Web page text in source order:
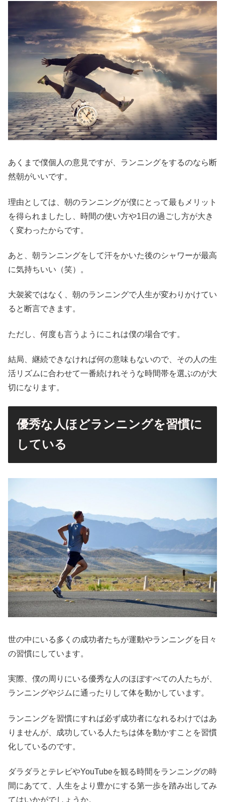
あくまで僕個人の意見ですが、ランニングをするのなら断
然朝がいいです。
理由としては、朝のランニングが僕にとって最もメリット
を得られましたし、時間の使い方や1日の過ごし方が大き
く変わったからです。
あと、朝ランニングをして汗をかいた後のシャワーが最高
に気持ちいい（笑）。
大袈裟ではなく、朝のランニングで人生が変わりかけてい
ると断言できます。
ただし、何度も言うようにこれは僕の場合です。
結局、継続できなければ何の意味もないので、その人の生
活リズムに合わせて一番続けれそうな時間帯を選ぶのが大
切になります。
優秀な人ほどランニングを習慣に
している
世の中にいる多くの成功者たちが運動やランニングを日々
の習慣にしています。
実際、僕の周りにいる優秀な人のほぼすべての人たちが、
ランニングやジムに通ったりして体を動かしています。
ランニングを習慣にすれば必ず成功者になれるわけではあ
りませんが、成功している人たちは体を動かすことを習慣
化しているのです。
ダラダラとテレビやYouTubeを観る時間をランニングの時
間にあてて、人生をより豊かにする第一歩を踏み出してみ
てはいかがでしょうか。